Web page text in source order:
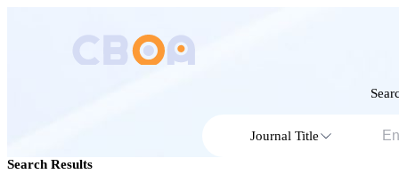
Journal Title
Search Results